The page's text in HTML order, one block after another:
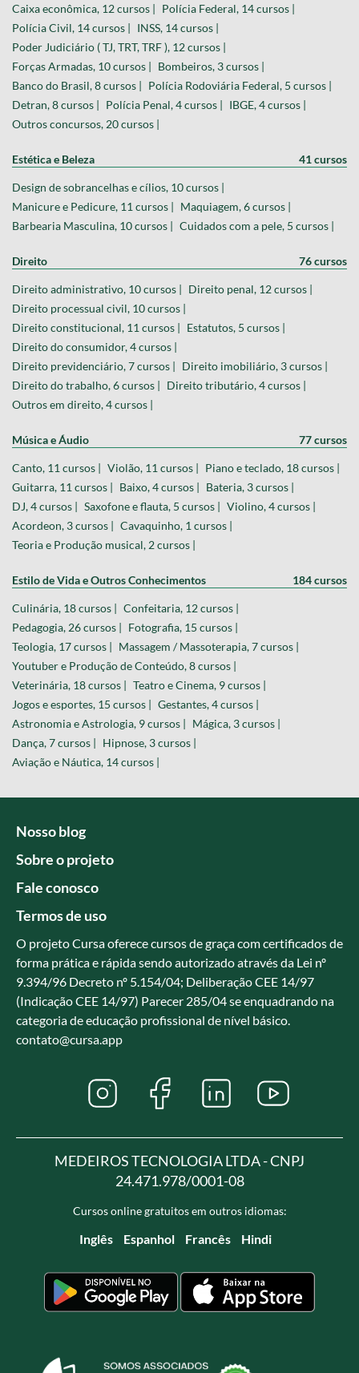
Caixa econômica, 12 cursos | Polícia Federal, 14 cursos |
Polícia Civil, 14 cursos | INSS, 14 cursos |
Poder Judiciário ( TJ, TRT, TRF ), 12 cursos |
Forças Armadas, 10 cursos | Bombeiros, 3 cursos |
Banco do Brasil, 8 cursos | Polícia Rodoviária Federal, 5 cursos |
Detran, 8 cursos | Polícia Penal, 4 cursos | IBGE, 4 cursos |
Outros concursos, 20 cursos |
Estética e Beleza 41 cursos
Design de sobrancelhas e cílios, 10 cursos |
Manicure e Pedicure, 11 cursos | Maquiagem, 6 cursos |
Barbearia Masculina, 10 cursos | Cuidados com a pele, 5 cursos |
Direito 76 cursos
Direito administrativo, 10 cursos | Direito penal, 12 cursos |
Direito processual civil, 10 cursos |
Direito constitucional, 11 cursos | Estatutos, 5 cursos |
Direito do consumidor, 4 cursos |
Direito previdenciário, 7 cursos | Direito imobiliário, 3 cursos |
Direito do trabalho, 6 cursos | Direito tributário, 4 cursos |
Outros em direito, 4 cursos |
Música e Áudio 77 cursos
Canto, 11 cursos | Violão, 11 cursos | Piano e teclado, 18 cursos |
Guitarra, 11 cursos | Baixo, 4 cursos | Bateria, 3 cursos |
DJ, 4 cursos | Saxofone e flauta, 5 cursos | Violino, 4 cursos |
Acordeon, 3 cursos | Cavaquinho, 1 cursos |
Teoria e Produção musical, 2 cursos |
Estilo de Vida e Outros Conhecimentos 184 cursos
Culinária, 18 cursos | Confeitaria, 12 cursos |
Pedagogia, 26 cursos | Fotografia, 15 cursos |
Teologia, 17 cursos | Massagem / Massoterapia, 7 cursos |
Youtuber e Produção de Conteúdo, 8 cursos |
Veterinária, 18 cursos | Teatro e Cinema, 9 cursos |
Jogos e esportes, 15 cursos | Gestantes, 4 cursos |
Astronomia e Astrologia, 9 cursos | Mágica, 3 cursos |
Dança, 7 cursos | Hipnose, 3 cursos |
Aviação e Náutica, 14 cursos |
Nosso blog
Sobre o projeto
Fale conosco
Termos de uso
O projeto Cursa oferece cursos de graça com certificados de
forma prática e rápida sendo autorizado através da Lei nº
9.394/96 Decreto nº 5.154/04; Deliberação CEE 14/97
(Indicação CEE 14/97) Parecer 285/04 se enquadrando na
categoria de educação profissional de nível básico.
contato@cursa.app
MEDEIROS TECNOLOGIA LTDA - CNPJ
24.471.978/0001-08
Cursos online gratuitos em outros idiomas:
Inglês Espanhol Francês Hindi